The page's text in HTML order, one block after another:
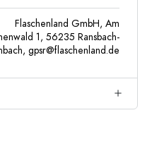
Flaschenland GmbH, Am
1, 56235 Ransbach-
gpsr@flaschenland.de